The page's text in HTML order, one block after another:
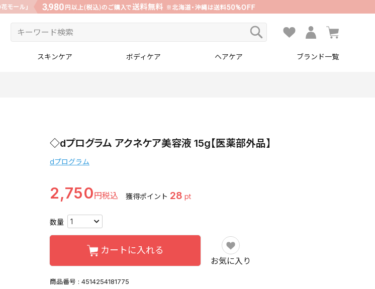
スキンケア ボディケア ヘアケア ブランド一覧
◇dプログラム アクネケア美容液 15g【医薬部外品】
dプログラム
2,750 獲得ポイント 28 pt
お気に入り
カートに入れる
商品番号 4514254181775